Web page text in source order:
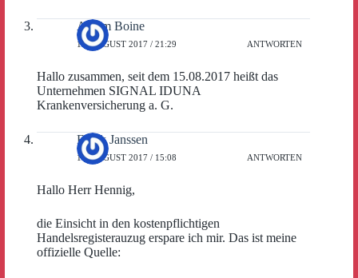
Achim Boine
17. AUGUST 2017 / 21:29 ANTWORTEN
Hallo zusammen, seit dem 15.08.2017 heißt das
Unternehmen SIGNAL IDUNA
Krankenversicherung a. G.
Frank Janssen
18. AUGUST 2017 / 15:08 ANTWORTEN
Hallo Herr Hennig,
die Einsicht in den kostenpflichtigen
Handelsregisterauzug erspare ich mir. Das ist meine
offizielle Quelle: